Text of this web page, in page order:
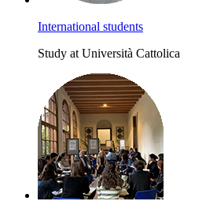
International students
Study at Università Cattolica